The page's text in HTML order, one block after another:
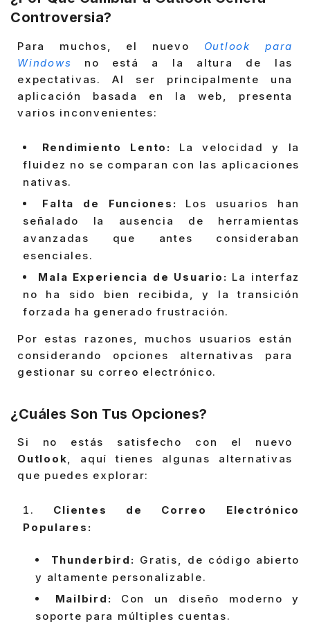
Controversia?
Para muchos, el nuevo Outlook para
Windows no está a la altura de las
expectativas. Al ser principalmente una
aplicación basada en la web, presenta
varios inconvenientes:
Rendimiento Lento: La velocidad y la
fluidez no se comparan con las aplicaciones
nativas.
Falta de Funciones: Los usuarios han
señalado la ausencia de herramientas
avanzadas que antes consideraban
esenciales.
Mala Experiencia de Usuario: La interfaz
no ha sido bien recibida, y la transición
forzada ha generado frustración.
Por estas razones, muchos usuarios están
considerando opciones alternativas para
gestionar su correo electrónico.
¿Cuáles Son Tus Opciones?
Si no estás satisfecho con el nuevo
Outlook , aquí tienes algunas alternativas
que puedes explorar:
Clientes de Correo Electrónico
Populares:
Thunderbird: Gratis, de código abierto
y altamente personalizable.
Mailbird: Con un diseño moderno y
soporte para múltiples cuentas.